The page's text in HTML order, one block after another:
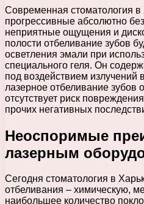
Современная стоматология в
прогрессивные абсолютно
неприятные ощущения и
полости отбеливание зубов
осветления эмали при
специального геля. Он
под воздействием излучений
лазерное отбеливание зубов
отсутствует риск
прочих негативных
Неоспоримые
лазерным
Сегодня стоматология в
отбеливания – химическую,
наибольшее количество